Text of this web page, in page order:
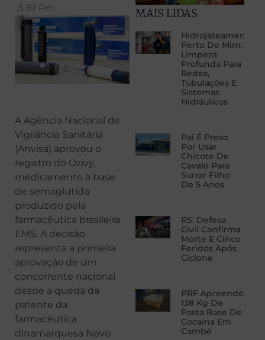
3:39 Pm
A Agência Nacional de
Vigilância Sanitária
(Anvisa) aprovou o
registro do Ozivy,
medicamento à base
de semaglutida
produzido pela
farmacêutica brasileira
EMS. A decisão
representa a primeira
aprovação de um
concorrente nacional
desde a queda da
patente da
farmacêutica
dinamarquesa Novo
MAIS LIDAS
Hidrojateamento
Perto De Mim:
Limpeza
Profunda Para
Redes,
Tubulações E
Sistemas
Hidráulicos
Pai É Preso
Por Usar
Chicote De
Cavalo Para
Surrar Filho
De 5 Anos
RS: Defesa
Civil Confirma
Morte E Cinco
Feridos Após
Ciclone
PRF Apreende
138 Kg De
Pasta Base De
Cocaína Em
Cambé